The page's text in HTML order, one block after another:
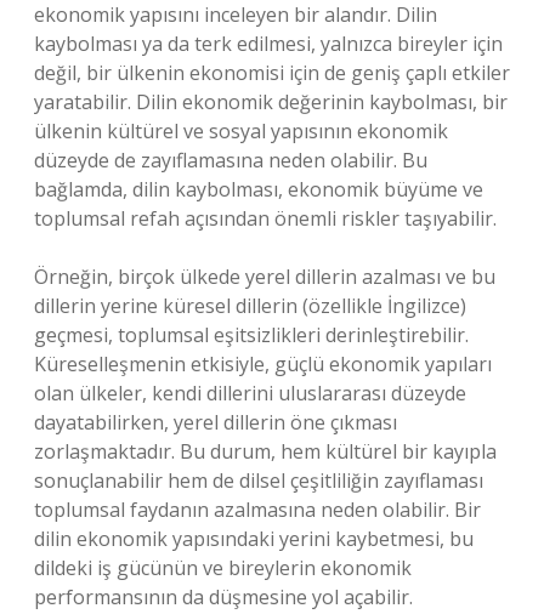
ekonomik yapısını inceleyen bir alandır. Dilin
kaybolması ya da terk edilmesi, yalnızca bireyler için
değil, bir ülkenin ekonomisi için de geniş çaplı etkiler
yaratabilir. Dilin ekonomik değerinin kaybolması, bir
ülkenin kültürel ve sosyal yapısının ekonomik
düzeyde de zayıflamasına neden olabilir. Bu
bağlamda, dilin kaybolması, ekonomik büyüme ve
toplumsal refah açısından önemli riskler taşıyabilir.
Örneğin, birçok ülkede yerel dillerin azalması ve bu
dillerin yerine küresel dillerin (özellikle İngilizce)
geçmesi, toplumsal eşitsizlikleri derinleştirebilir.
Küreselleşmenin etkisiyle, güçlü ekonomik yapıları
olan ülkeler, kendi dillerini uluslararası düzeyde
dayatabilirken, yerel dillerin öne çıkması
zorlaşmaktadır. Bu durum, hem kültürel bir kayıpla
sonuçlanabilir hem de dilsel çeşitliliğin zayıflaması
toplumsal faydanın azalmasına neden olabilir. Bir
dilin ekonomik yapısındaki yerini kaybetmesi, bu
dildeki iş gücünün ve bireylerin ekonomik
performansının da düşmesine yol açabilir.